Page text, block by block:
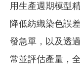
用生產週期模型
降低紡織染色誤
發急單，以及透
常並評估產量，